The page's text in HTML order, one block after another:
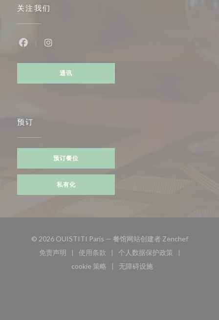
关注我们
通讯
预订
预订餐位
私有化
© 2026 OUISTITI Paris — 餐馆网站创建者 Zenchef((在新窗
免责声明
((在新窗口中打开))
使用条款
((在新窗口中打开))
个人数据保护政策
((在新窗口中打开))
cookie 策略
((在新窗口中打开))
无障碍设施
((在新窗口中打开))